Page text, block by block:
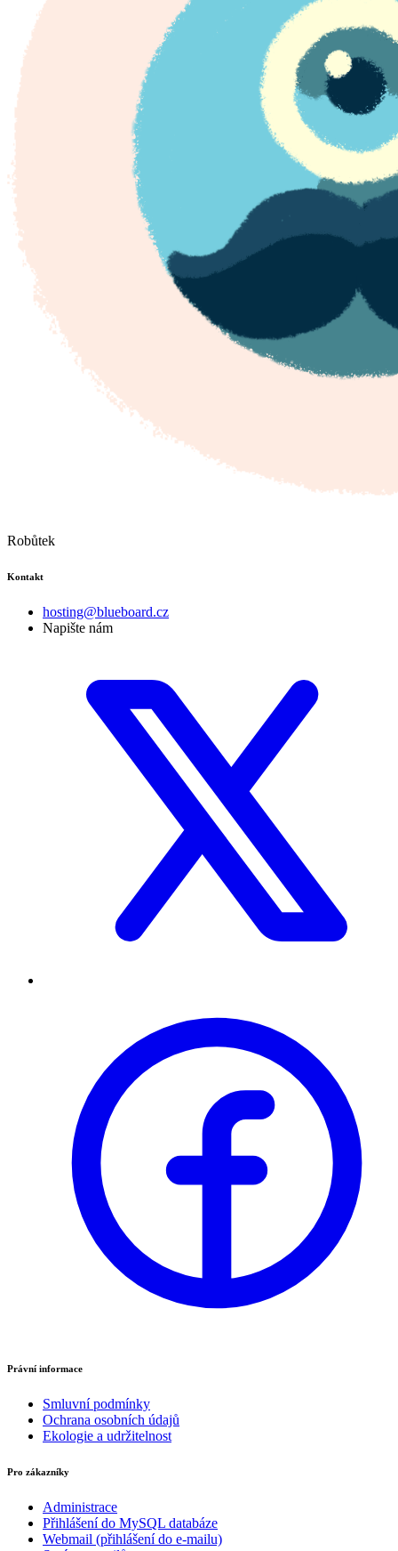
Robůtek
Kontakt
hosting@blueboard.cz
Napište nám
Právní informace
Smluvní podmínky
Ochrana osobních údajů
Ekologie a udržitelnost
Pro zákazníky
Administrace
Přihlášení do MySQL databáze
Webmail (přihlášení do e-mailu)